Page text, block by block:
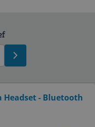
Headset - Bluetooth